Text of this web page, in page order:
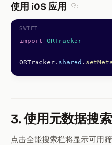
使用 iOS 应用
import ORTracker
ORTracker. shared .
3. 使用元数据搜
点击全能搜索栏将显示可用